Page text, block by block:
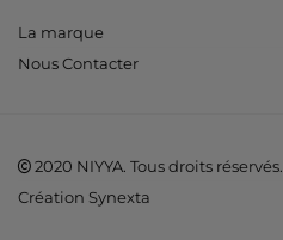
La marque
Nous Contacter
2020 NIYYA. Tous droits réservés.
Création Synexta